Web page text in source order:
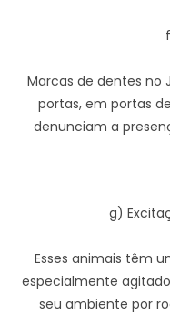
Marcas de dentes no
portas, em portas
denunciam a
g)
Esses animais têm
especialmente
seu ambiente por